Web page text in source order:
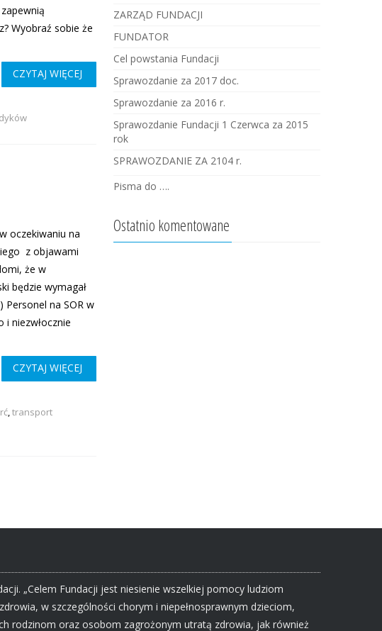
Wyobraź sobie że
CZYTAJ WIĘCEJ
oczekiwaniu na
z objawami
że w
będzie wymagał
na SOR w
i niezwłocznie
CZYTAJ WIĘCEJ
,transport
ZARZĄD FUNDACJI
FUNDATOR
Cel powstania Fundacji
Sprawozdanie za 2017 doc.
Sprawozdanie za 2016 r.
Sprawozdanie Fundacji 1 Czerwca za 2015
rok
SPRAWOZDANIE ZA 2104 r.
Pisma do ….
Ostatnio komentowane
„Celem Fundacji jest niesienie wszelkiej pomocy ludziom
w szczególności chorym i niepełnosprawnym dzieciom,
rodzinom oraz osobom zagrożonym utratą zdrowia, jak również